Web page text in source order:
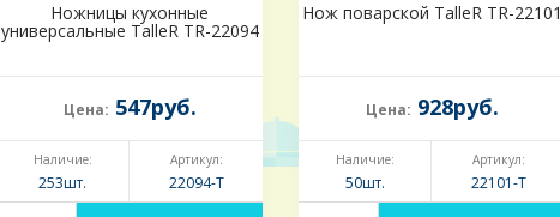
Ножницы кухонные
универсальные TalleR TR-22094
Цена: 547руб.
Наличие:
253шт.
Артикул:
22094-Т
Нож поварской TalleR TR-22101
Цена: 928руб.
Наличие:
50шт.
Артикул:
22101-Т